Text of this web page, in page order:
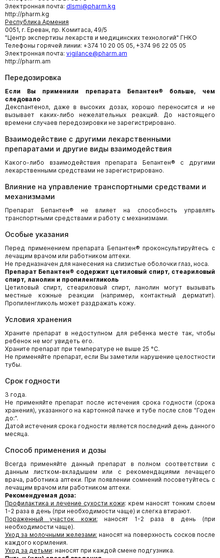
Электронная почта: dlsmi@pharm.kg
http://pharm.kg
Республика Армения
0051, г. Ереван, пр. Комитаса, 49/5
"Центр экспертизы лекарств и медицинских технологий" ГНКО
Телефоны горячей линии: +374 10 20 05 05, +374 96 22 05 05
Электронная почта: vigilance@pharm.am
http://pharm.am
Передозировка
Если Вы применили препарата Бепантен® больше, чем
следовало
Декспантенол, даже в высоких дозах, хорошо переносится и не
вызывает каких-либо
нежелательных реакций. До настоящего
времени случаев передозировки не зарегистрировано.
Взаимодействие с другими лекарственными
препаратами и другие виды взаимодействия
Какого-либо взаимодействия препарата Бепантен® с другими
лекарственными средствами не зарегистрировано.
Влияние на управление транспортными средствами и
механизмами
Препарат Бепантен® не влияет на способность управлять
транспортными средствами и работу с механизмами.
Особые указания
Перед применением препарата Бепантен® проконсультируйтесь с
лечащим врачом или работником аптеки.
Не предназначен для нанесения на слизистые оболочки глаз, носа.
Препарат Бепантен® содержит цетиловый спирт, стеариловый
спирт, ланолин и пропиленгликоль
Цетиловый спирт, стеариловый спирт, ланолин могут вызывать
местные кожные реакции (например, контактный дерматит).
Пропиленгликоль может раздражать кожу.
Условия хранения
Храните препарат в недоступном для ребенка месте так, чтобы
ребенок не мог увидеть его.
Храните препарат при температуре не выше 25 °C.
Не применяйте препарат, если Вы заметили нарушение целостности
тубы.
Срок годности
3 года.
Не применяйте препарат после истечения срока годности (срока
хранения), указанного на картонной пачке и тубе после слов "Годен
до:".
Датой истечения срока годности является последний день данного
месяца.
Способ применения и дозы
Всегда применяйте данный препарат в полном соответствии с
данным листком-вкладышем или с рекомендациями лечащего
врача, работника аптеки. При появлении сомнений посоветуйтесь с
лечащим врачом или работником аптеки.
Рекомендуемая доза:
Профилактика и лечение сухости кожи: крем наносят тонким слоем
1-2 раза в день (при необходимости чаще) и слегка втирают.
Пораженный участок кожи: наносят 1-2 раза в день (при
необходимости чаще).
Уход за молочными железами: наносят на поверхность сосков после
каждого кормления.
Уход за детьми: наносят при каждой смене подгузника.